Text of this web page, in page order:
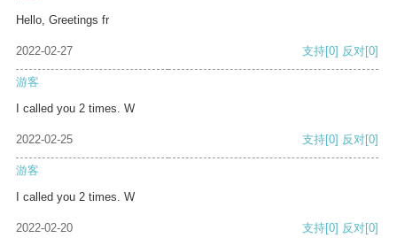
Hello, Greetings fr
2022-02-27 支持[0] 反对[0]
游客
I called you 2 times. W
2022-02-25 支持[0] 反对[0]
游客
I called you 2 times. W
2022-02-20 支持[0] 反对[0]